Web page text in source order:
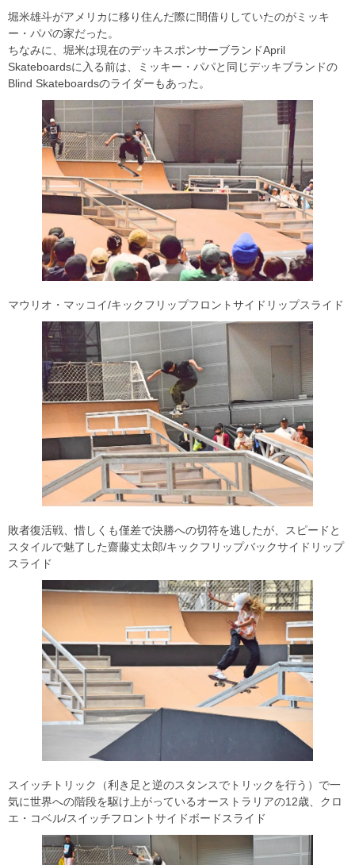
堀米雄斗がアメリカに移り住んだ際に間借りしていたのがミッキ
ー・パパの家だった。
ちなみに、堀米は現在のデッキスポンサーブランドApril
Skateboardsに入る前は、ミッキー・パパと同じデッキブランドの
Blind Skateboardsのライダーもあった。
マウリオ・マッコイ/キックフリップフロントサイドリップスライド
敗者復活戦、惜しくも僅差で決勝への切符を逃したが、スピードと
スタイルで魅了した齋藤丈太郎/キックフリップバックサイドリップ
スライド
スイッチトリック（利き足と逆のスタンスでトリックを行う）で一
気に世界への階段を駆け上がっているオーストラリアの12歳、クロ
エ・コベル/スイッチフロントサイドボードスライド